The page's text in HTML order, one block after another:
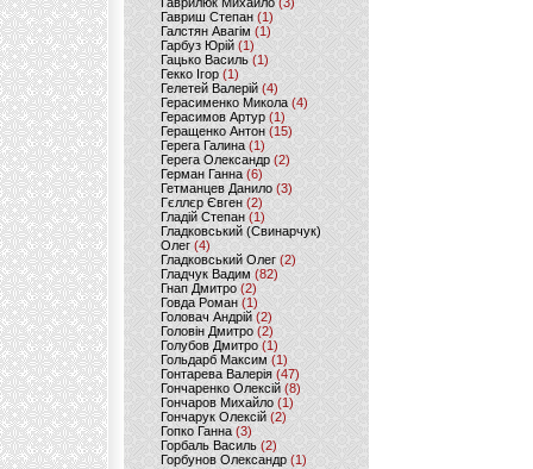
Гавриш Степан (1)
Галстян Авагім (1)
Гарбуз Юрій (1)
Гацько Василь (1)
Гекко Ігор(1)
Гелетей Валерій (4)
Герасименко Микола (4)
Герасимов Артур (1)
Геращенко Антон(15)
Герега Галина (1)
Герега Олександр (2)
Герман Ганна (6)
Гетманцев Данило (3)
Гєллєр Євген (2)
Гладій Степан(1)
Гладковський (Свинарчук)
Олег (4)
Гладковський Олег (2)
Гладчук Вадим (82)
Гнап Дмитро (2)
Говда Роман(1)
Головач Андрій (2)
Головін Дмитро (2)
Голубов Дмитро (1)
Гольдарб Максим(1)
Гонтарева Валерія (47)
Гончаренко Олексій(8)
Гончаров Михайло (1)
Гончарук Олексій (2)
Гопко Ганна (3)
Горбаль Василь (2)
Горбунов Олександр (1)